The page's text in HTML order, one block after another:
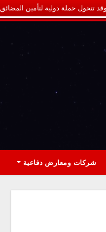
تتحول حملة دولية لتأمين المضائق
شركات ومعارض دفاعية